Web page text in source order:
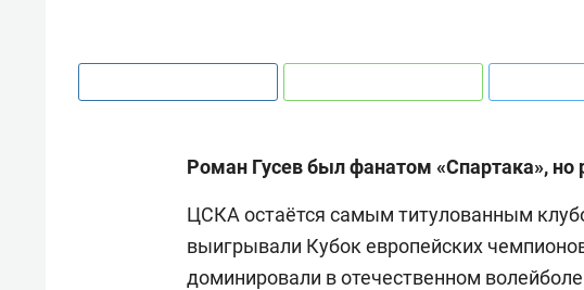
Роман Гусев был фанатом «Спартака», но
ЦСКА остаётся самым титулованным
выигрывали Кубок европейских
доминировали в отечественном